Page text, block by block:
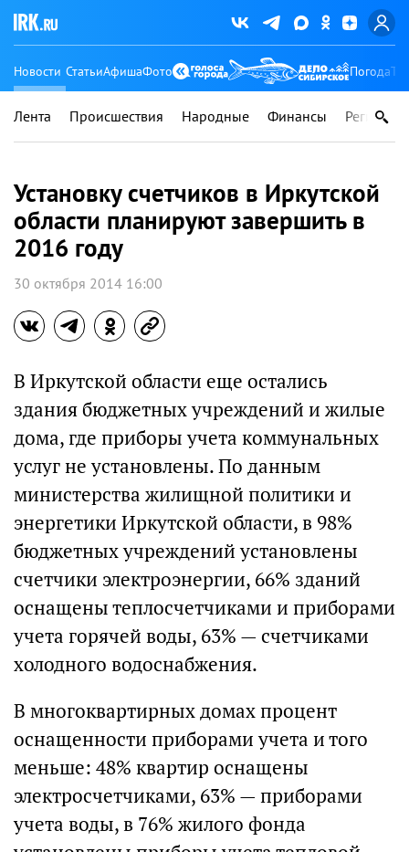
Новости СтатьиАфишаФото Погода
Лента Происшествия Народные Финансы Регионы
Установку счетчиков в Иркутской
области планируют завершить в
2016 году
30 октября 2014 16:00
В Иркутской области еще остались
здания бюджетных учреждений и жилые
дома, где приборы учета коммунальных
услуг не установлены. По данным
министерства жилищной политики и
энергетики Иркутской области, в 98%
бюджетных учреждений установлены
счетчики электроэнергии, 66% зданий
оснащены теплосчетчиками и приборами
учета горячей воды, 63% — счетчиками
холодного водоснабжения.
В многоквартирных домах процент
оснащенности приборами учета и того
меньше: 48% квартир оснащены
электросчетчиками, 63% — приборами
учета воды, в 76% жилого фонда